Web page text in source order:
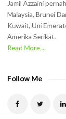
Jamil Azzaini
Malaysia, Brunei
Kuwait, Uni
Amerika Serikat.
Read More ...
Follow Me